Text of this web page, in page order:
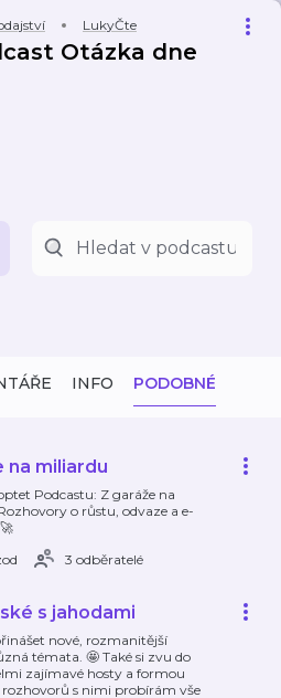
LukyČte
Otázka dne
INFO PODOBNÉ
na miliardu
Podcastu: Z garáže na
o růstu, odvaze a e-
3 odběratelé
s jahodami
nové, rozmanitější
témata. 🤩 Také si zvu do
zajímavé hosty a formou
s nimi probírám vše